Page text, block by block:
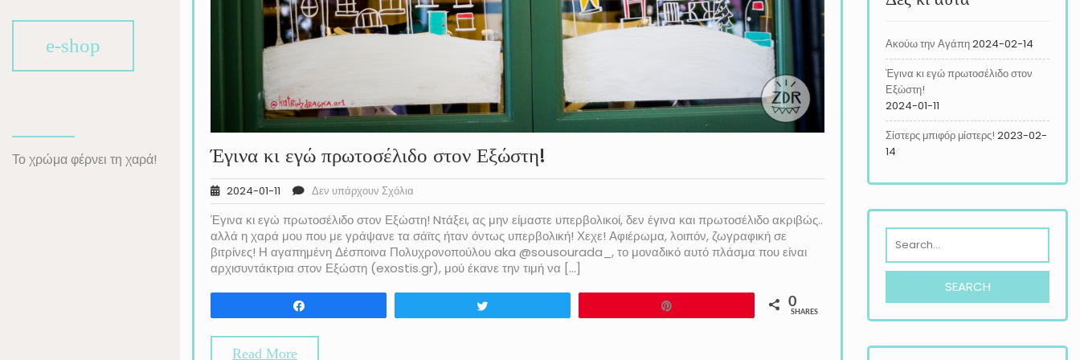
e-shop
Το χρώμα φέρνει τη χαρά! Έγινα κι εγώ πρωτοσέλιδο στον Εξώστη!
2024-01-11 Δεν υπάρχουν Σχόλια
Έγινα κι εγώ πρωτοσέλιδο στον Εξώστη! Nτάξει, ας μην είμαστε υπερβολικοί, δεν έγινα και πρωτοσέλιδο ακριβώς..
αλλά η χαρά μου που με γράψανε τα σάϊτς ήταν όντως υπερβολική! Χεχε! Αφιέρωμα, λοιπόν, ζωγραφική σε
βιτρίνες! Η αγαπημένη Δέσποινα Πολυχρονοπούλου aka @sousourada_, το μοναδικό αυτό πλάσμα που είναι
αρχισυντάκτρια στον Εξώστη (exostis.gr), μού έκανε την τιμή να […]
0
SHARES
Read More
Ακούω την Αγάπη2024-02-14
Έγινα κι εγώ πρωτοσέλιδο στον
Εξώστη!
2024-01-11
Σίστερς μπιφόρ μίστερς! 2023-02-
14